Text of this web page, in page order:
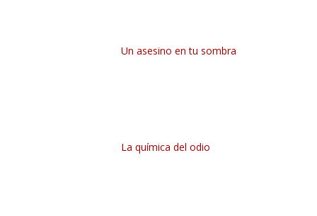
Un asesino en tu sombra
La química del odio